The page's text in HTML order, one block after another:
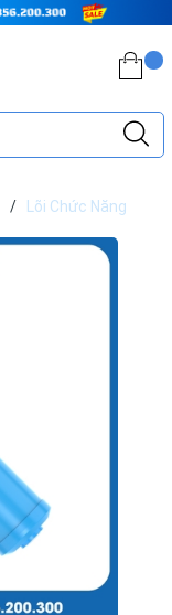
/
Lõi Chức Năng